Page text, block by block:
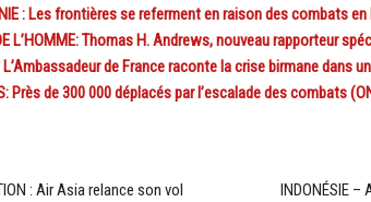
: Les frontières se referment en raison des combats en
L’HOMME: Thomas H. Andrews, nouveau rapporteur
L’Ambassadeur de France raconte la crise birmane dans
Près de 300 000 déplacés par l’escalade des combats
: Air Asia relance son vol
INDONÉSIE –